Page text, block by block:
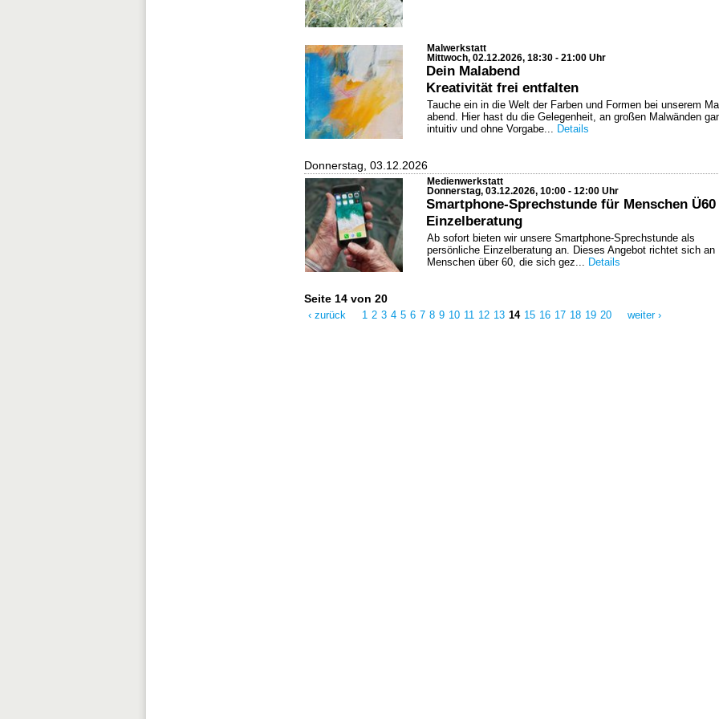
Malwerkstatt
Mittwoch, 02.12.2026, 18:30 - 21:00 Uhr
Dein Malabend
Kreativität frei entfalten
Tauche ein in die Welt der Farben und Formen bei unserem
abend. Hier hast du die Gelegenheit, an großen Malwänden
intuitiv und ohne Vorgabe... Details
Donnerstag, 03.12.2026
Medienwerkstatt
Donnerstag, 03.12.2026, 10:00 - 12:00 Uhr
Smartphone-Sprechstunde für Menschen Ü60
Einzelberatung
Ab sofort bieten wir unsere Smartphone-Sprechstunde als
persönliche Einzelberatung an. Dieses Angebot richtet sich an
Menschen über 60, die sich gez... Details
Seite 14 von 20
‹ zurück 1 2 3 4 5 6 7 8 9 10 11 12 13 14 15 16 17 18 19 20 weiter ›